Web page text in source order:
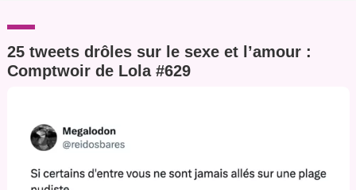
25 tweets drôles sur le sexe et l’amour :
Comptwoir de Lola #629